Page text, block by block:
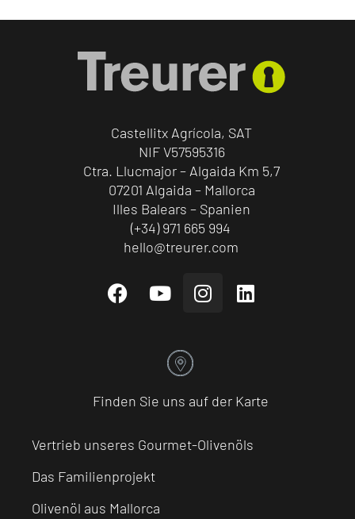
Castellitx Agrícola, SAT
NIF V57595316
Ctra. Llucmajor – Algaida Km 5,7
07201 Algaida – Mallorca
Illes Balears – Spanien
(+34) 971 665 994
hello@treurer.com
Finden Sie uns auf der Karte
Vertrieb unseres Gourmet-Olivenöls
Das Familienprojekt
Olivenöl aus Mallorca